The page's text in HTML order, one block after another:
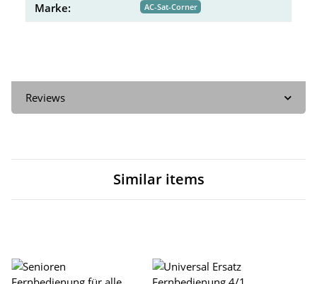
Marke: AC-Sat-Corner
Reviews
Similar items